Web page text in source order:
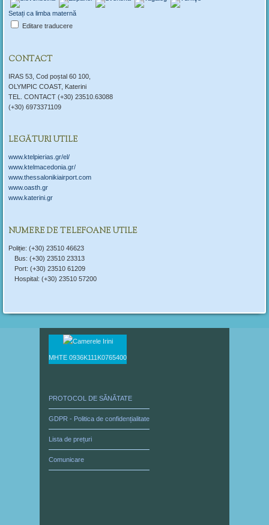
Setați ca limba maternă
Editare traducere
CONTACT
IRAS 53, Cod poștal 60 100,
OLYMPIC COAST, Katerini
TEL. CONTACT (+30) 23510.63088
(+30) 6973371109
LEGĂTURI UTILE
www.ktelpierias.gr/el/
www.ktelmacedonia.gr/
www.thessalonikiairport.com
www.oasth.gr
www.katerini.gr
NUMERE DE TELEFOANE UTILE
Poliție: (+30) 23510 46623
Bus: (+30) 23510 23313
Port: (+30) 23510 61209
Hospital: (+30) 23510 57200
ΜΗΤΕ 0936Κ111Κ0765400
PROTOCOL DE SĂNĂTATE
GDPR - Politica de confidențialitate
Lista de prețuri
Comunicare